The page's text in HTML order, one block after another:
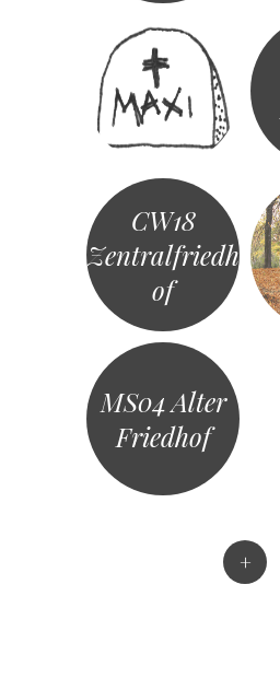
CW18
Zentralfriedh
of
MS04 Alter
Friedhof
+